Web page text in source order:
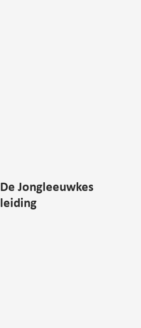
De Jongleeuwkes
leiding